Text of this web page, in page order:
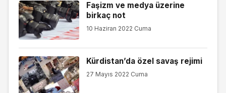
Faşizm ve medya üzerine
birkaç not
10 Haziran 2022 Cuma
Kürdistan’da özel savaş rejimi
27 Mayıs 2022 Cuma